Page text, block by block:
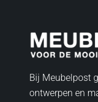
Bij Meubelpost
ontwerpen en